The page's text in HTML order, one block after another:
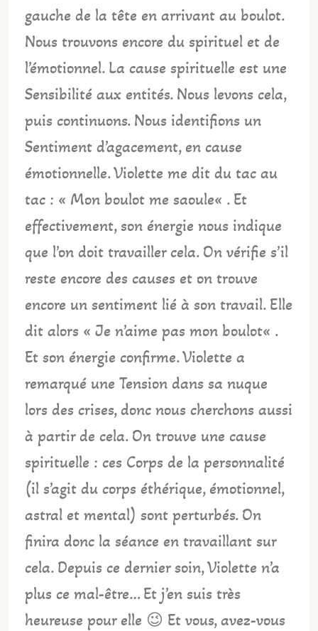
gauche de la tête en arrivant au boulot.
Nous trouvons encore du spirituel et de
l’émotionnel. La cause spirituelle est une
Sensibilité aux entités. Nous levons cela,
puis continuons. Nous identifions un
Sentiment d’agacement, en cause
émotionnelle. Violette me dit du tac au
tac : « Mon boulot me saoule« . Et
effectivement, son énergie nous indique
que l’on doit travailler cela. On vérifie s’il
reste encore des causes et on trouve
encore un sentiment lié à son travail. Elle
dit alors « Je n’aime pas mon boulot« .
Et son énergie confirme. Violette a
remarqué une Tension dans sa nuque
lors des crises, donc nous cherchons aussi
à partir de cela. On trouve une cause
spirituelle : ces Corps de la personnalité
(il s’agit du corps éthérique, émotionnel,
astral et mental) sont perturbés. On
finira donc la séance en travaillant sur
cela. Depuis ce dernier soin, Violette n’a
plus ce mal-être… Et j’en suis très
heureuse pour elle 😉 Et vous, avez-vous